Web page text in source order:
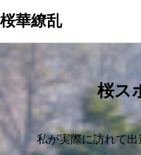
桜華繚乱
HOMEギャラリー
桜ス
私が実際に訪れて